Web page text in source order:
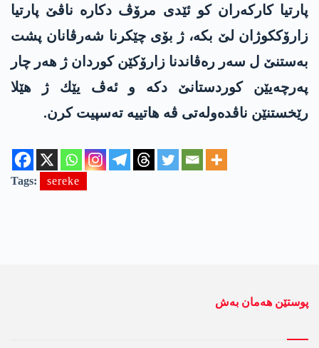
پارتیا كاركه‌ران كو ئێدی مرۆڤ دكاره‌ ناڤێ پارتیا
زارۆككوژان لێ بكه‌، ژ بۆی چێكرنا شه‌رڤانان پشت
به‌ستنێ ل سه‌ر ره‌ڤاندنا زارۆكێن كوردان ژ هه‌ر چار
په‌رچه‌یێن كوردستانێ دكه‌ و ئه‌ڤ یێك ژ هێلا
رێخستنێن ناڤده‌وله‌تی ڤه‌ هاتییه‌ ته‌سپیت كرن.
Tags: sereke
پوستێن ھەمان بەش